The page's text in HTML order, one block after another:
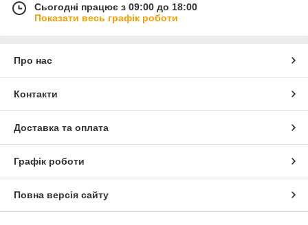
Сьогодні працює з 09:00 до 18:00
Показати весь графік роботи
Про нас
Контакти
Доставка та оплата
Графік роботи
Повна версія сайту